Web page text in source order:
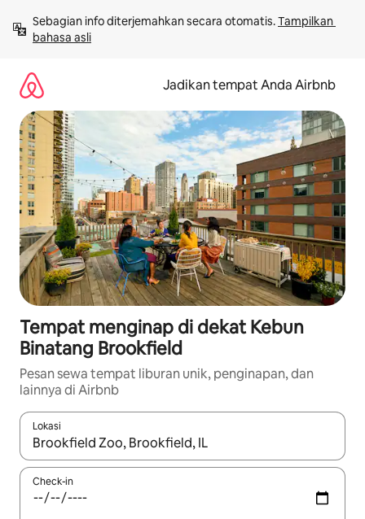
langsung
lihat
Sebagian info diterjemahkan secara otomatis. Tampilkan
bahasa asli
Jadikan tempat Anda Airbnb
Tempat menginap di dekat Kebun
Binatang Brookfield
Pesan sewa tempat liburan unik, penginapan, dan
lainnya di Airbnb
Lokasi
Jika hasil yang dicari tersedia, telusuri dengan tombol panah
Check-in